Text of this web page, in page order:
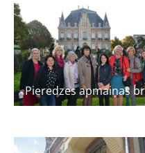
Pieredzes apmaiņas